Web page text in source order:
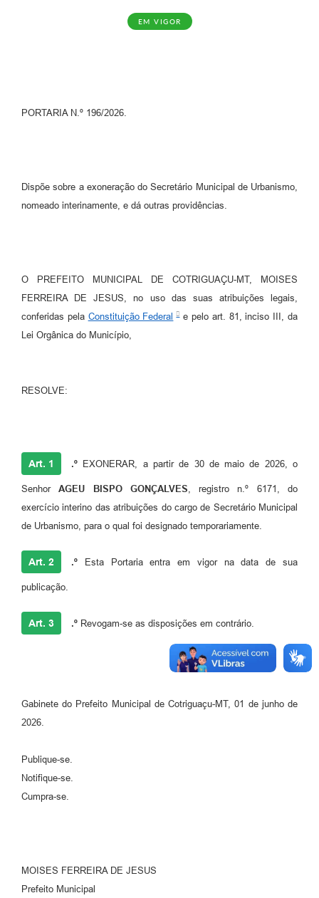
Obras
Serviços Online
Enquete
Agenda
Contato
EM VIGOR
PORTARIA N.º 196/2026.
Dispõe sobre a exoneração do Secretário Municipal de Urbanismo,
nomeado interinamente, e dá outras providências.
O PREFEITO MUNICIPAL DE COTRIGUAÇU-MT, MOISES
FERREIRA DE JESUS, no uso das suas atribuições legais,
conferidas pela Constituição Federal
e pelo art. 81, inciso III, da
Lei Orgânica do Município,
RESOLVE:
Art. 1 .º EXONERAR, a partir de 30 de maio de 2026, o
SenhorAGEU BISPO GONÇALVES , registro n.º 6171, do
exercício interino das atribuições do cargo de Secretário Municipal
de Urbanismo, para o qual foi designado temporariamente.
Art. 2 .º Esta Portaria entra em vigor na data de sua
publicação.
Art. 3 .º Revogam-se as disposições em contrário.
Gabinete do Prefeito Municipal de Cotriguaçu-MT, 01 de junho de
2026.
Publique-se.
Notifique-se.
Cumpra-se.
MOISES FERREIRA DE JESUS
Prefeito Municipal